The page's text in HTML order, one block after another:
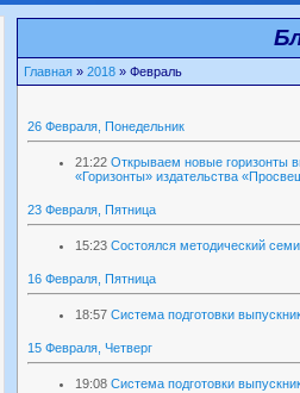
Главная » 2018 » Февраль
26 Февраля, Понедельник
21:22 Открываем новые горизонты
«Горизонты» издательства
23 Февраля, Пятница
15:23 Состоялся методический
16 Февраля, Пятница
18:57 Система подготовки
15 Февраля, Четверг
19:08 Система подготовки